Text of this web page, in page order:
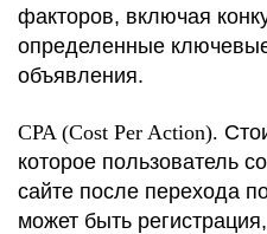
факторов, включая
определенные
объявления.
CPA (Cost Per Action).
которое пользователь
сайте после перехода
может быть